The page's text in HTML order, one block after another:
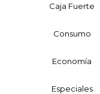
Caja Fuerte
Consumo
Economía
Especiales